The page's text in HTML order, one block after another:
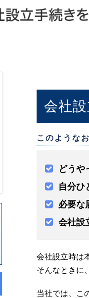
会社
このような
どうや
自分ひ
必要な
会社設
会社設立時は
そんなときに
当社では、こ